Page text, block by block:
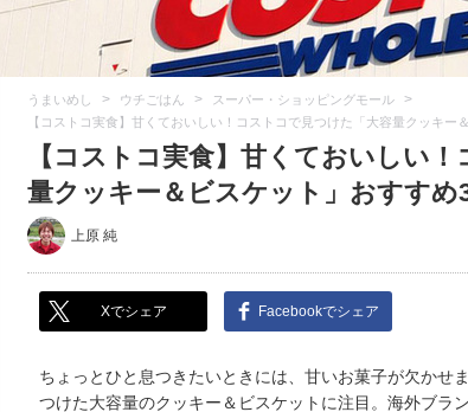
うまいめし > ウチごはん > スーパー・ショッピングモール >
【コストコ実食】甘くておいしい！コストコで見つけた「大容量クッキー
【コストコ実食】甘くておいしい
量クッキー＆ビスケット」おすすめ
上原 純
Xでシェア Facebookでシェア
ちょっとひと息つきたいときには、甘いお菓子が欠かせ
つけた大容量のクッキー＆ビスケットに注目。海外ブラ